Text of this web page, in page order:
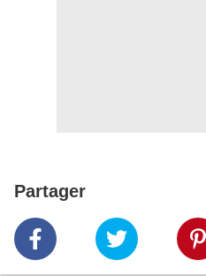
Partager